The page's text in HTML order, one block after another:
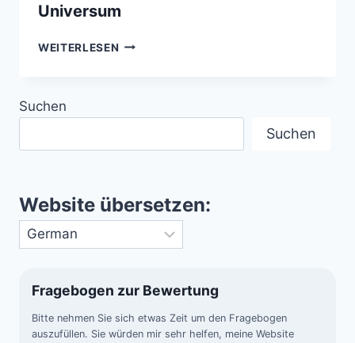
Universum
WEITERLESEN GAMMASTRAHLENAUSBRÜCHE
Suchen
Suchen
Website übersetzen:
Fragebogen zur Bewertung
Bitte nehmen Sie sich etwas Zeit um den Fragebogen
auszufüllen. Sie würden mir sehr helfen, meine Website